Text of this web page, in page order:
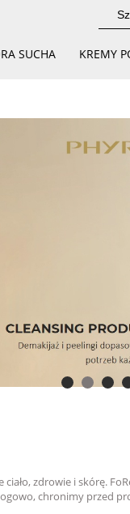
SUCHA KREMY
zdrowie i skórę.
chronimy przed